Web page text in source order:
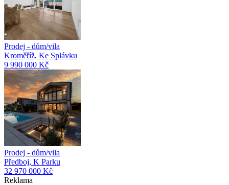
Prodej - dům/vila
Kroměříž, Ke Splávku
9 990 000 Kč
Prodej - dům/vila
Předboj, K Parku
32 970 000 Kč
Reklama